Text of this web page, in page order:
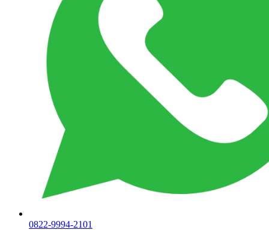
0822-9994-2101